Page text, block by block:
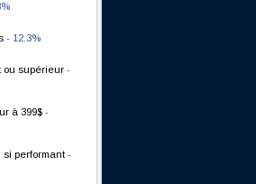
- 12.3%
ou supérieur -
à 399$ -
performant -